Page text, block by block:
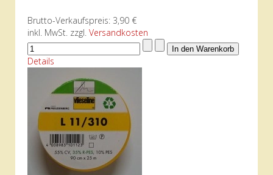
Brutto-Verkaufspreis: 3,90 €
inkl. MwSt. zzgl. Versandkosten
Details